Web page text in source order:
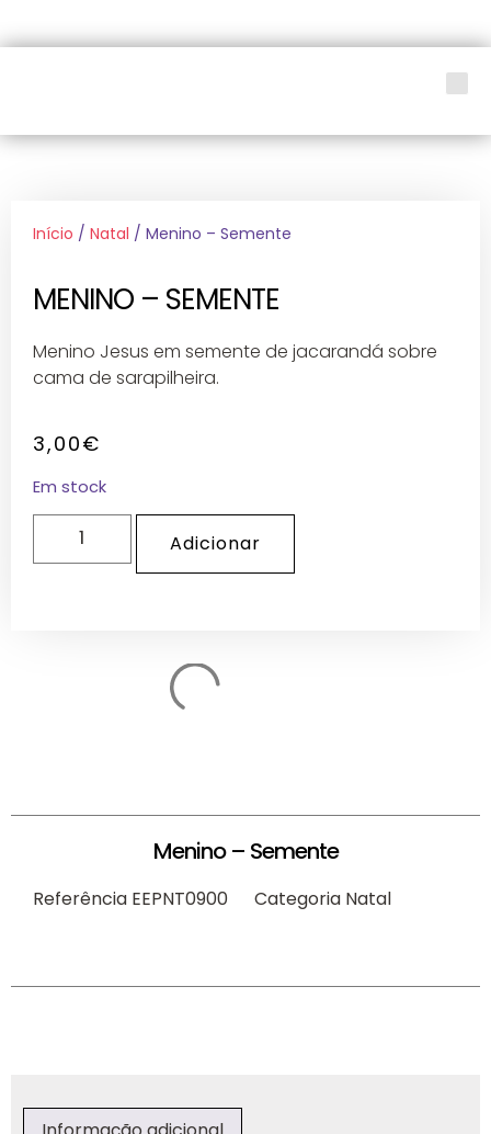
Início / Natal / Menino – Semente
MENINO – SEMENTE
Menino Jesus em semente de jacarandá sobre
cama de sarapilheira.
3,00€
Em stock
Adicionar
Menino – Semente
Referência EEPNT0900 Categoria Natal